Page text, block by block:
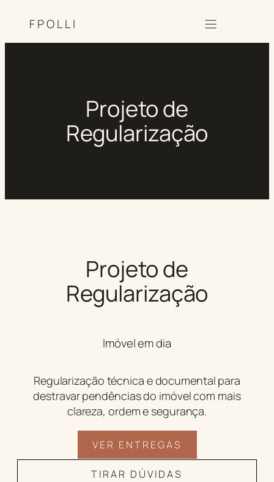
FPOLLI
Projeto de
Regularização
Projeto de
Regularização
Imóvel em dia
Regularização técnica e documental para
destravar pendências do imóvel com mais
clareza, ordem e segurança.
VER ENTREGAS
TIRAR DÚVIDAS